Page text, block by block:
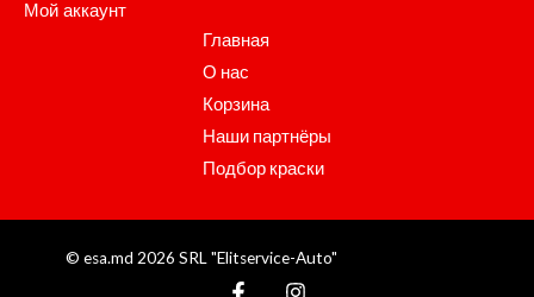
Мой аккаунт
Главная
О нас
Корзина
Наши партнёры
Подбор краски
© esa.md 2026 SRL "Elitservice-Auto"